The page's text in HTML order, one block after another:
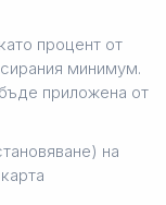
процент от
минимум.
приложена от
на